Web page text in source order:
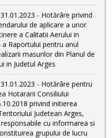
- Hotărâre privind
de aplicare a unor
a Calitatii Aerului in
a Raportului pentru anul
masurilor din Planul de
in Judetul Arges
- Hotărâre pentru
Hotararii Consiliului
privind initierea
Judetean Arges,
cu informarea si
grupului de lucru